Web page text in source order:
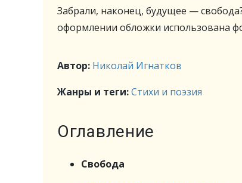
Забрали, наконец, будущее —
оформлении обложки использована
Автор: Николай Игнатков
Жанры и теги:Стихи и поэзия
Оглавление
Свобода